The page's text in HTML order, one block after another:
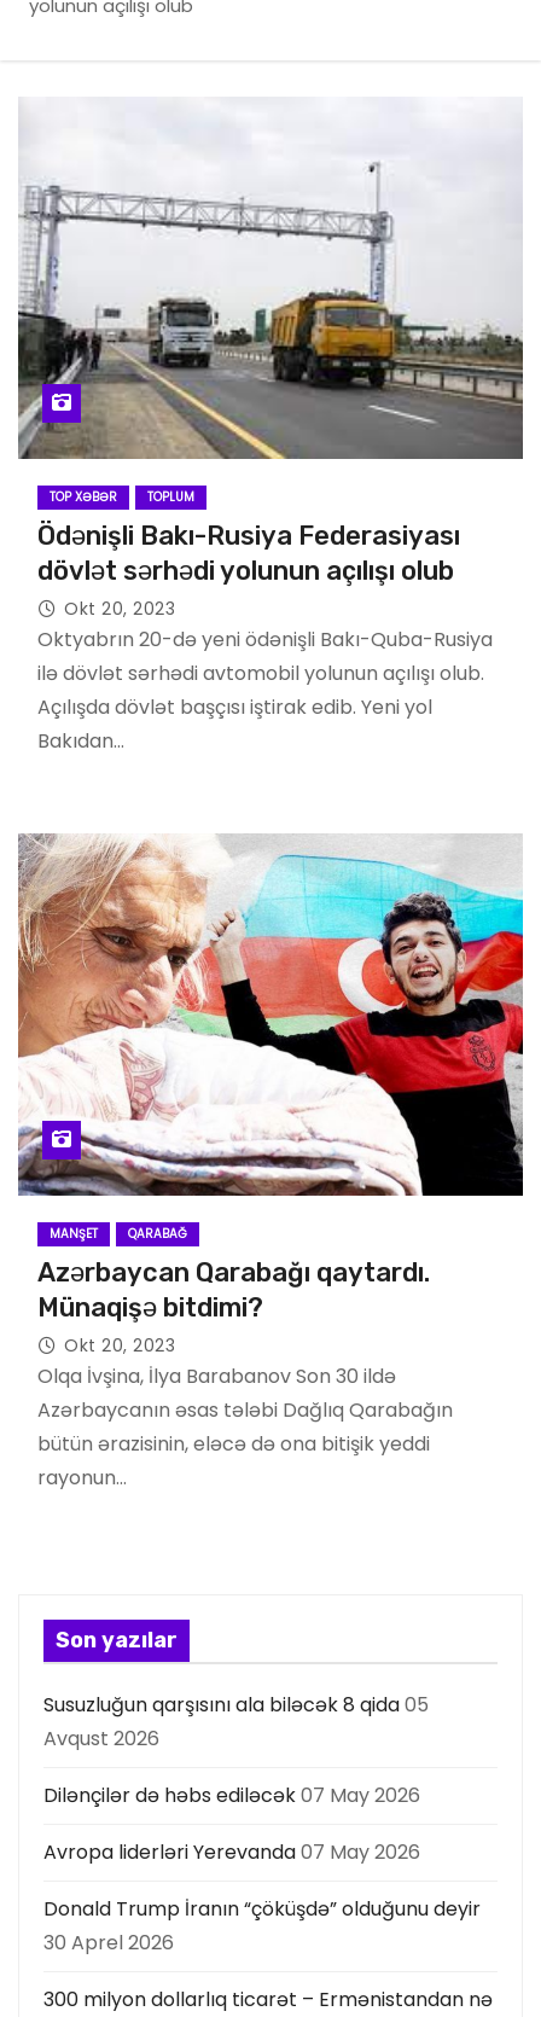
TOP XƏBƏR TOPLUM
Ödənişli Bakı-Rusiya Federasiyası
dövlət sərhədi yolunun açılışı olub
Okt 20, 2023
Oktyabrın 20-də yeni ödənişli Bakı-Quba-Rusiya
ilə dövlət sərhədi avtomobil yolunun açılışı olub.
Açılışda dövlət başçısı iştirak edib. Yeni yol
Bakıdan…
MANŞET QARABAĞ
Azərbaycan Qarabağı qaytardı.
Münaqişə bitdimi?
Okt 20, 2023
Olqa İvşina, İlya Barabanov Son 30 ildə
Azərbaycanın əsas tələbi Dağlıq Qarabağın
bütün ərazisinin, eləcə də ona bitişik yeddi
rayonun…
Son yazılar
Susuzluğun qarşısını ala biləcək 8 qida05
Avqust 2026
Dilənçilər də həbs ediləcək07 May 2026
Avropa liderləri Yerevanda07 May 2026
Donald Trump İranın “çöküşdə” olduğunu deyir
30 Aprel 2026
300 milyon dollarlıq ticarət – Ermənistandan nə